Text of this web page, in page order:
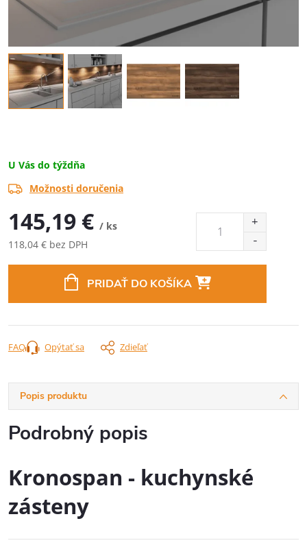
U Vás do týždňa
Možnosti doručenia
145,19 € / ks
118,04 € bez DPH
PRIDAŤ DO KOŠÍKA
Opýtať sa Zdieľať
FAQ
Popis produktu
Podrobný popis
Kronospan - kuchynské
zásteny